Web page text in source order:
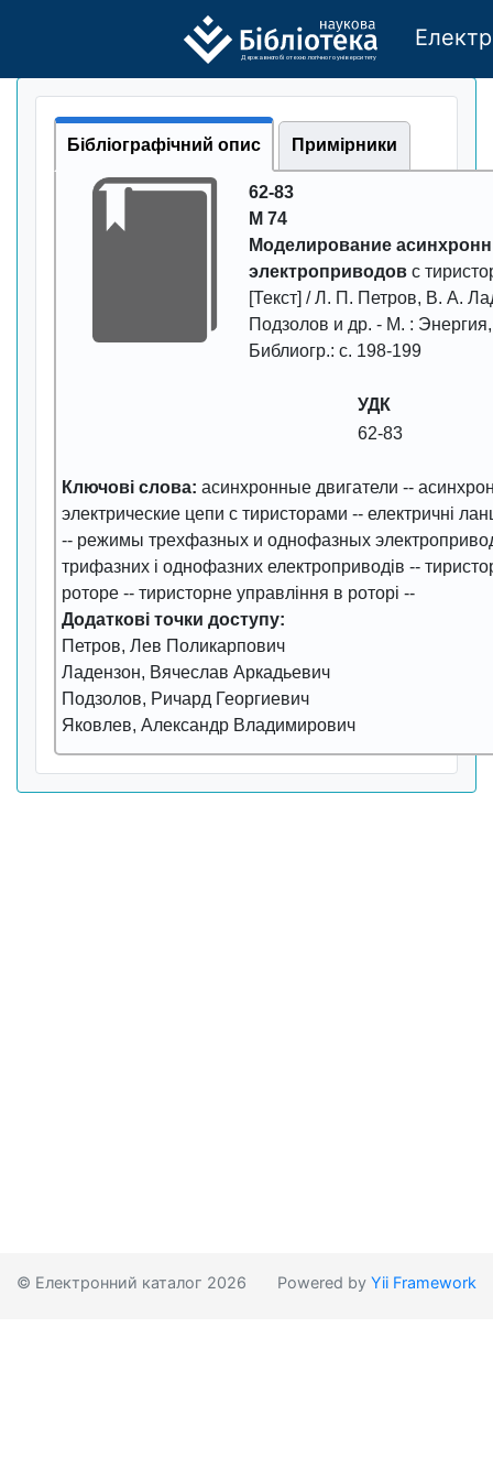
Державного бі отехно логічно го універси тету
Бібліографічний опис Примірники
62-83
М 74
Моделирование
электроприводов с
[Текст] / Л. П. Петров, В. А.
Подзолов и др. - М. : Энергия
Библиогр.: с. 198-199
УДК
62-83
Ключові слова: асинхронные двигатели --
электрические цепи с тиристорами -- електричні
-- режимы трехфазных и однофазных
трифазних і однофазних електроприводів --
роторе -- тиристорне управління в роторі --
Додаткові точки доступу:
Петров, Лев Поликарпович
Ладензон, Вячеслав Аркадьевич
Подзолов, Ричард Георгиевич
Яковлев, Александр Владимирович
© Електронний каталог 2026 Powered by Yii Framework